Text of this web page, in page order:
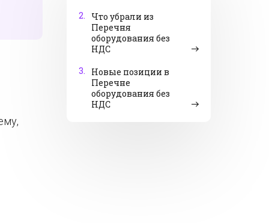
2.
Что убрали из
Перечня
оборудования без
НДС
3.
Новые позиции в
Перечне
оборудования без
НДС